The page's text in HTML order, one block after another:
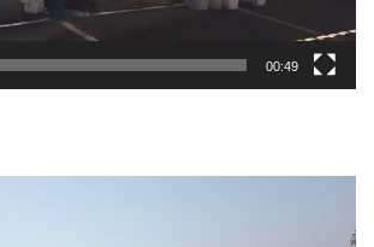
00:49